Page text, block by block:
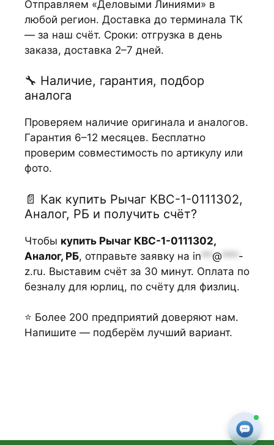
Отправляем «Деловыми Линиями» в
любой регион. Доставка до терминала ТК
— за наш счёт. Сроки: отгрузка в день
заказа, доставка 2–7 дней.
🔧 Наличие, гарантия, подбор
аналога
Проверяем наличие оригинала и аналогов.
Гарантия 6–12 месяцев. Бесплатно
проверим совместимость по артикулу или
фото.
📄 Как купить Рычаг КВС-1-0111302,
Аналог, РБ и получить счёт?
Чтобы купить Рычаг КВС-1-0111302,
Аналог, РБ, отправьте заявку на in ** @ *** -
z.ru. Выставим счёт за 30 минут. Оплата по
безналу для юрлиц, по счёту для физлиц.
⭐ Более 200 предприятий доверяют нам.
Напишите — подберём лучший вариант.